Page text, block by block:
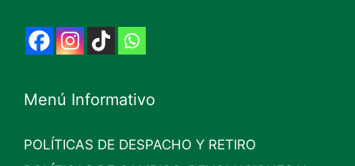
Menú Informativo
POLÍTICAS DE DESPACHO Y RETIRO